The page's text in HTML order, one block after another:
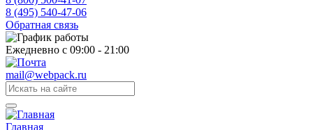
8 (495) 540-47-06
Обратная связь
Ежедневно с 09:00 - 21:00
mail@webpack.ru
Главная